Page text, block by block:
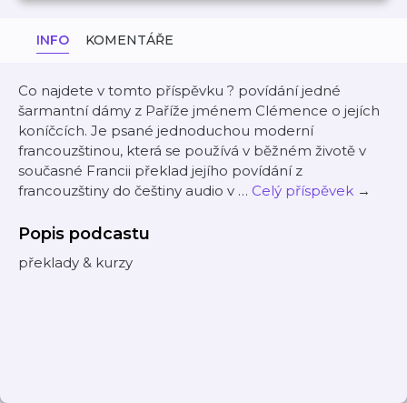
INFO KOMENTÁŘE
Co najdete v tomto příspěvku ? povídání jedné
šarmantní dámy z Paříže jménem Clémence o jejích
koníčcích. Je psané jednoduchou moderní
francouzštinou, která se používá v běžném životě v
současné Francii překlad jejího povídání z
francouzštiny do češtiny audio v … Celý příspěvek →
Popis podcastu
překlady & kurzy